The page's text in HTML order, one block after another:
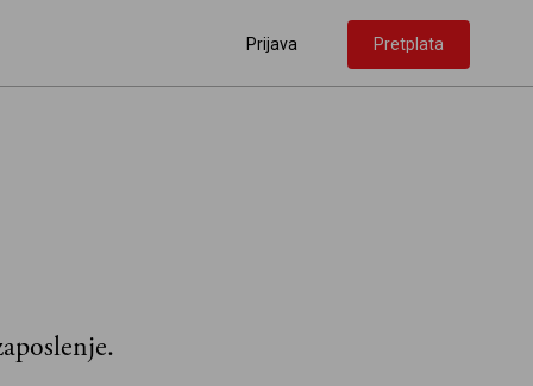
Prijava Pretplata